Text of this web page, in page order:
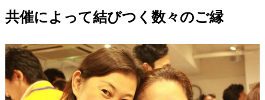
共催によって結びつく数々のご縁